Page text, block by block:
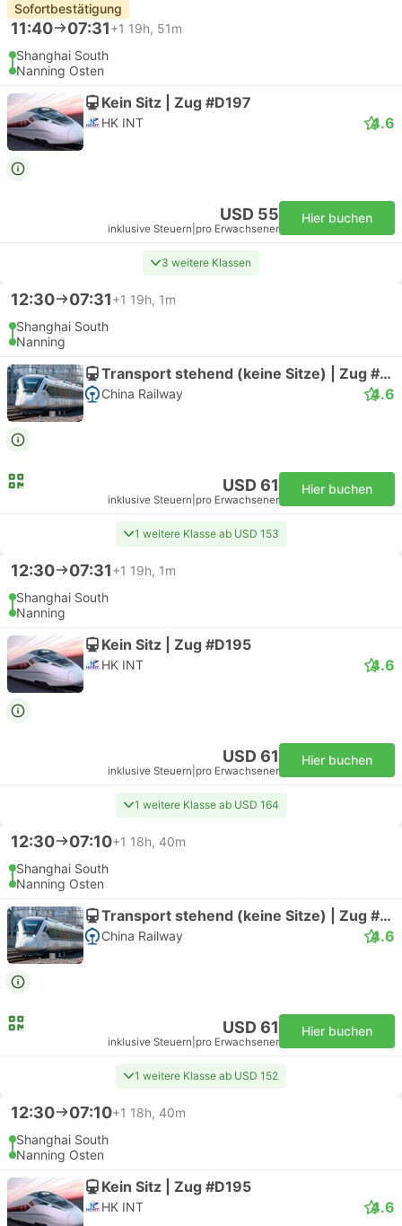
Sofortbestätigung
11:40 07:31+1 19h, 51m
Shanghai South
Nanning Osten
Kein Sitz | Zug #D197
HK INT 4.6
USD 55
inklusive Steuern pro Erwachsener
Hier buchen
3 weitere Klassen
12:30 07:31+1 19h, 1m
Shanghai South
Nanning
Transport stehend (keine Sitze) | Zug #D195
China Railway 4.6
USD 61
inklusive Steuern pro Erwachsener
Hier buchen
1 weitere Klasse ab USD 153
12:30 07:31+1 19h, 1m
Shanghai South
Nanning
Kein Sitz | Zug #D195
HK INT 4.6
USD 61
inklusive Steuern pro Erwachsener
Hier buchen
1 weitere Klasse ab USD 164
12:30 07:10+1 18h, 40m
Shanghai South
Nanning Osten
Transport stehend (keine Sitze) | Zug #D195
China Railway 4.6
USD 61
inklusive Steuern pro Erwachsener
Hier buchen
1 weitere Klasse ab USD 152
12:30 07:10+1 18h, 40m
Shanghai South
Nanning Osten
Kein Sitz | Zug #D195
HK INT 4.6